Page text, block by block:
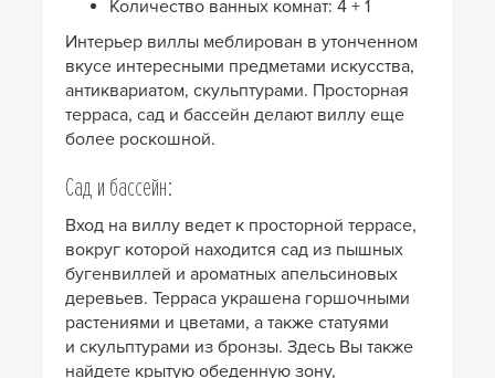
Количество ванных комнат: 4 + 1
Интерьер виллы меблирован в утонченном
вкусе интересными предметами искусства,
антиквариатом, скульптурами. Просторная
терраса, сад и бассейн делают виллу еще
более роскошной.
Сад и бассейн:
Вход на виллу ведет к просторной террасе,
вокруг которой находится сад из пышных
бугенвиллей и ароматных апельсиновых
деревьев. Терраса украшена горшочными
растениями и цветами, а также статуями
и скульптурами из бронзы. Здесь Вы также
найдете крытую обеденную зону,